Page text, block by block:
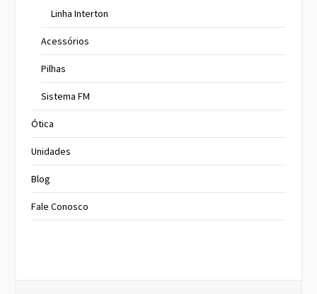
Linha Interton
Acessórios
Pilhas
Sistema FM
Ótica
Unidades
Blog
Fale Conosco